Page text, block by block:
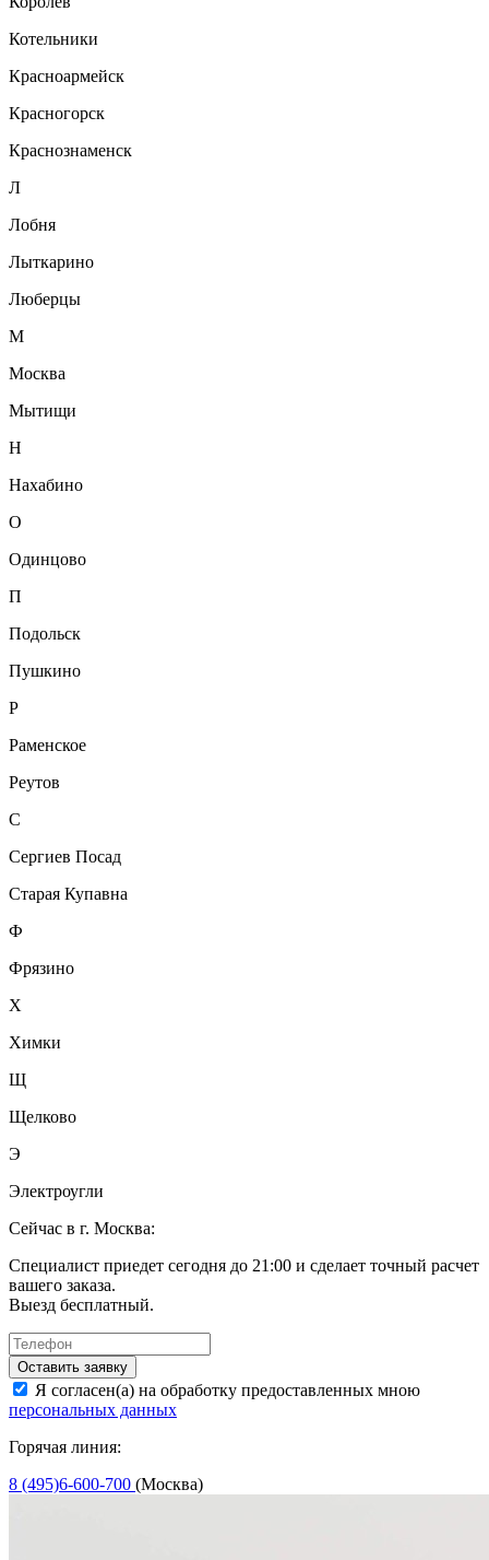
Котельники
Красноармейск
Красногорск
Краснознаменск
Л
Лобня
Лыткарино
Люберцы
М
Москва
Мытищи
Н
Нахабино
О
Одинцово
П
Подольск
Пушкино
Р
Раменское
Реутов
С
Сергиев Посад
Старая Купавна
Ф
Фрязино
Х
Химки
Щ
Щелково
Э
Электроугли
Сейчас в г. Москва:
Специалист приедет сегодня до 21:00 и сделает точный расчет
вашего заказа.
Выезд бесплатный.
Оставить заявку
Я согласен(а) на обработку предоставленных мною
персональных данных
Горячая линия:
8 (495)6-600-700 (Москва)